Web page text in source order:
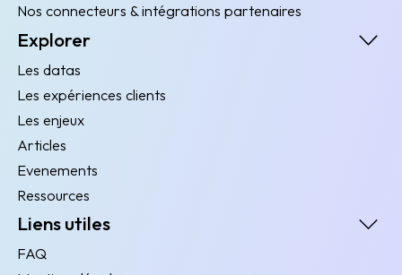
Nos connecteurs & intégrations partenaires
Explorer
Les datas
Les expériences clients
Les enjeux
Articles
Evenements
Ressources
Liens utiles
FAQ